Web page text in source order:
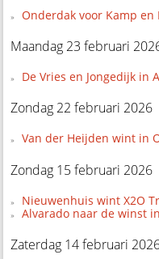
Onderdak voor Kamp en
Maandag 23 februari
De Vries en Jongedijk in
Zondag 22 februari 2026
Van der Heijden wint in
Zondag 15 februari 2026
Nieuwenhuis wint X2O
Alvarado naar de winst
Zaterdag 14 februari